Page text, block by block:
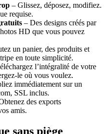
– Glissez, déposez, modifiez.
requise.
– Des designs créés par
HD que vous pouvez
un panier, des produits et
en toute simplicité.
l’intégralité de votre
où vous voulez.
immédiatement sur un
SSL inclus.
des exports
amis.
sans piège